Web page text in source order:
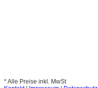
* Alle Preise inkl. MwSt